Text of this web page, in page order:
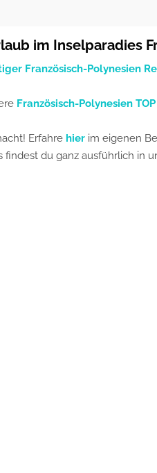
im Inselparadies
Französisch-Polynesien
Französisch-Polynesien
Erfahre hier im eigenen
findest du ganz ausführlich in